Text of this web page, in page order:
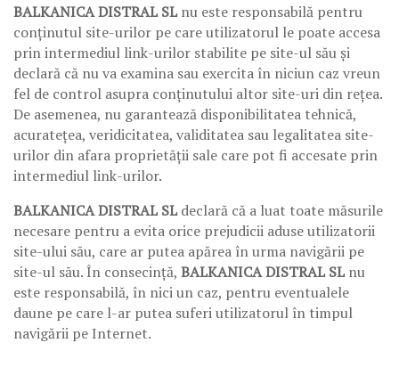
BALKANICA DISTRAL SLnu este responsabilă pentru
conținutul site-urilor pe care utilizatorul le poate accesa
prin intermediul link-urilor stabilite pe site-ul său și
declară că nu va examina sau exercita în niciun caz vreun
fel de control asupra conținutului altor site-uri din rețea.
De asemenea, nu garantează disponibilitatea tehnică,
acuratețea, veridicitatea, validitatea sau legalitatea site-
urilor din afara proprietății sale care pot fi accesate prin
intermediul link-urilor.
BALKANICA DISTRAL SLdeclară că a luat toate măsurile
necesare pentru a evita orice prejudicii aduse utilizatorii
site-ului său, care ar putea apărea în urma navigării pe
site-ul său. În consecință, BALKANICA DISTRAL SLnu
este responsabilă, în nici un caz, pentru eventualele
daune pe care l-ar putea suferi utilizatorul în timpul
navigării pe Internet.